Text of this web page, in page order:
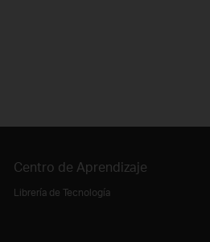
Centro de Aprendizaje
Librería de Tecnología